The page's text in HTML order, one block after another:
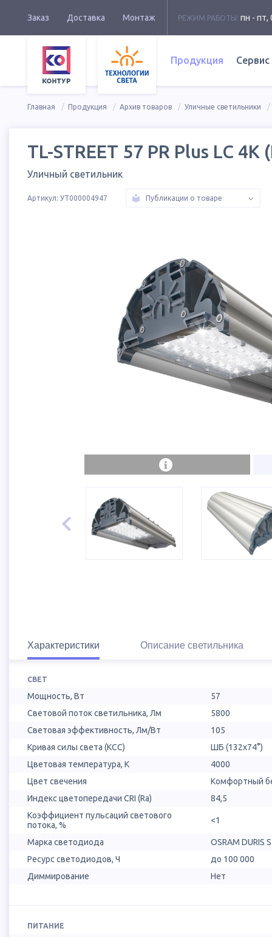
Заказ Доставка Монтаж РЕЖИМ РАБОТЫ: пн - пт,
Продукция Сервис
Главная Продукция Архив товаров Уличные светильники
TL-STREET 57 PR Plus LC
Уличный светильник
Артикул: УТ000004947 Публикации о товаре
Характеристики Описание светильника
СВЕТ
Мощность, Вт
57
Световой поток светильника, Лм
5800
Световая эффективность, Лм/Вт
105
Кривая силы света (КСС)
ШБ (132х74°)
Цветовая температура, К
4000
Цвет свечения
Комфортный
Индекс цветопередачи CRI (Ra)
84,5
Коэффициент пульсаций светового
потока, %
<1
Марка светодиода
OSRAM DURIS
Ресурс светодиодов, Ч
до 100 000
Диммирование
Нет
ПИТАНИЕ